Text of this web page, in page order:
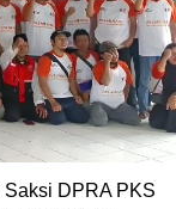
Saksi DPRA PKS